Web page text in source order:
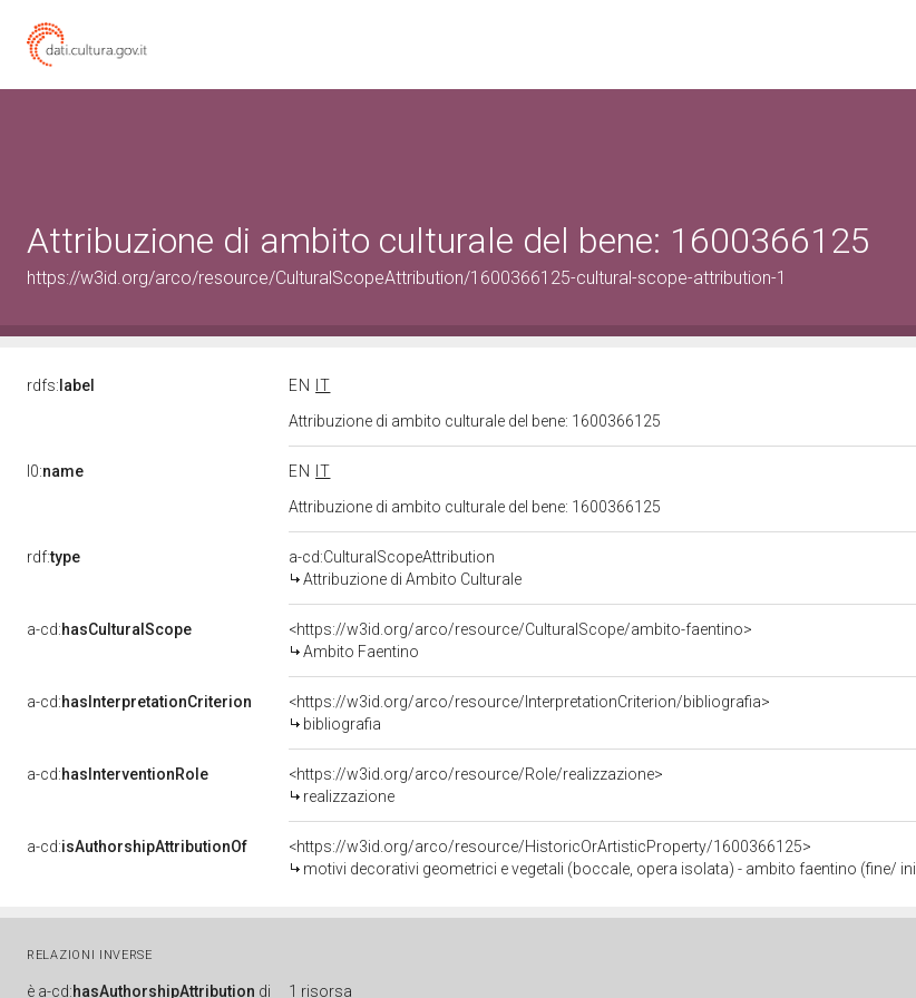
Attribuzione di ambito culturale del bene: 1600366125
https://w3id.org/arco/resource/CulturalScopeAttribution/1600366125-cultural-scope-attribution-1
rdfs: label EN
IT
Attribuzione di ambito culturale del bene: 1600366125
l0:name EN
IT
Attribuzione di ambito culturale del bene: 1600366125
rdf:type
a-cd:CulturalScopeAttribution
Attribuzione di Ambito Culturale
a-cd:hasCulturalScope
<https://w3id.org/arco/resource/CulturalScope/ambito-faentino>
Ambito Faentino
a-cd:hasInterpretationCriterion
<https://w3id.org/arco/resource/InterpretationCriterion/bibliografia>
bibliografia
a-cd:hasInterventionRole
<https://w3id.org/arco/resource/Role/realizzazione>
realizzazione
a-cd:isAuthorshipAttributionOf
<https://w3id.org/arco/resource/HistoricOrArtisticProperty/1600366125>
motivi decorativi geometrici e vegetali (boccale, opera isolata) - ambito faentino (fine/
RELAZIONI INVERSE
è a-cd:hasAuthorshipAttribution di 1 risorsa